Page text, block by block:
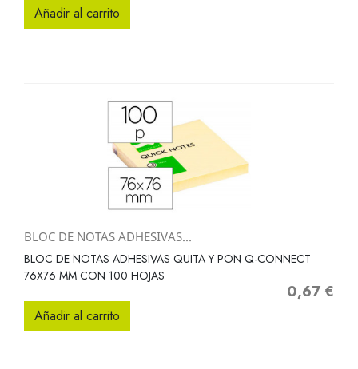
Añadir al carrito
BLOC DE NOTAS ADHESIVAS...
BLOC DE NOTAS ADHESIVAS QUITA Y PON Q-CONNECT
76X76 MM CON 100 HOJAS
Precio
0,67 €
Añadir al carrito